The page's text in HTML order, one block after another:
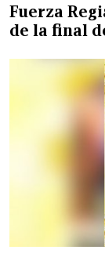
Fuerza
de la final